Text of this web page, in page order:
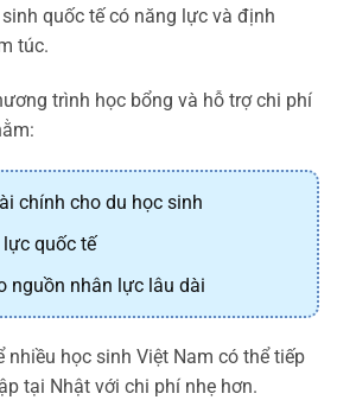
quốc tế có năng lực và định
túc.
trình học bổng và hỗ trợ chi phí
chính cho du học sinh
quốc tế
nguồn nhân lực lâu dài
học sinh Việt Nam có thể tiếp
tại Nhật với chi phí nhẹ hơn.